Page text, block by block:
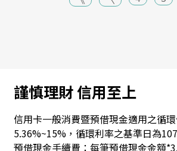
謹慎理財 信用至上
信用卡一般消費暨預借現金適用之循環
5.36%~15%，循環利率之基準日為
預借現金手續費：每筆預借現金金額